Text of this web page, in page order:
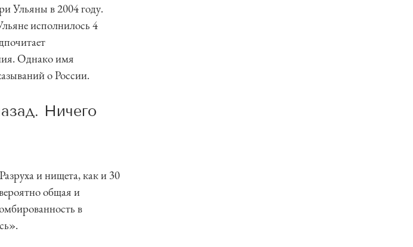
Ульяны в 2004 году.
исполнилось 4
Однако имя
о России.
Ничего
и нищета, как и 30
общая и
в